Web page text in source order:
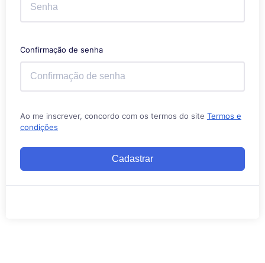
Confirmação de senha
Ao me inscrever, concordo com os termos do site Termos e
condições
Cadastrar